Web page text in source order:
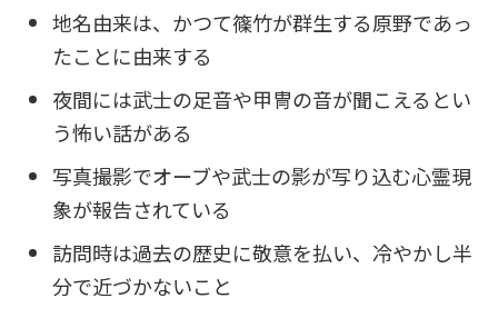
地名由来は、かつて篠竹が群生する原野であっ
たことに由来する
夜間には武士の足音や甲冑の音が聞こえるとい
う怖い話がある
写真撮影でオーブや武士の影が写り込む心霊現
象が報告されている
訪問時は過去の歴史に敬意を払い、冷やかし半
分で近づかないこと